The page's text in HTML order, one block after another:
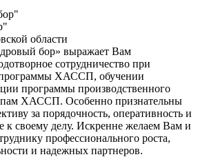
области
бор» выражает Вам
сотрудничество при
программы ХАССП, обучении
программы производственного
ХАССП. Особенно признательны
за порядочность, оперативность и
к своему делу. Искренне желаем Вам и
профессионального роста,
и надежных партнеров.